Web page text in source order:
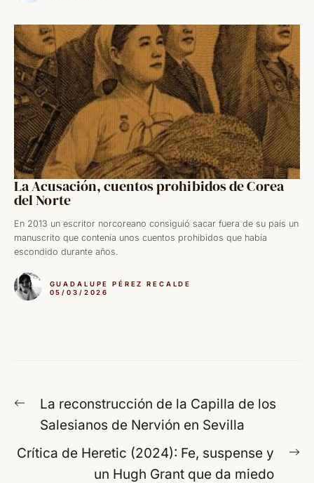
La Acusación, cuentos prohibidos de Corea
del Norte
En 2013 un escritor norcoreano consiguió sacar fuera de su país un
manuscrito que contenía unos cuentos prohibidos que había
escondido durante años.
GUADALUPE PÉREZ RECALDE
05/03/2026
Navegación
entradas
Entrada
anterior:
La reconstrucción de la Capilla de los
Salesianos de Nervión en Sevilla
Crítica de Heretic (2024): Fe, suspense y
un Hugh Grant que da miedo